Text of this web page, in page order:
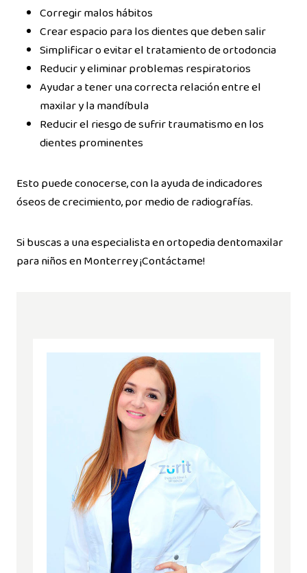
Corregir malos hábitos
Crear espacio para los dientes que deben salir
Simplificar o evitar el tratamiento de ortodoncia
Reducir y eliminar problemas respiratorios
Ayudar a tener una correcta relación entre el
maxilar y la mandíbula
Reducir el riesgo de sufrir traumatismo en los
dientes prominentes
Esto puede conocerse, con la ayuda de indicadores
óseos de crecimiento, por medio de radiografías.
Si buscas a una especialista en ortopedia dentomaxilar
para niños en Monterrey ¡Contáctame!